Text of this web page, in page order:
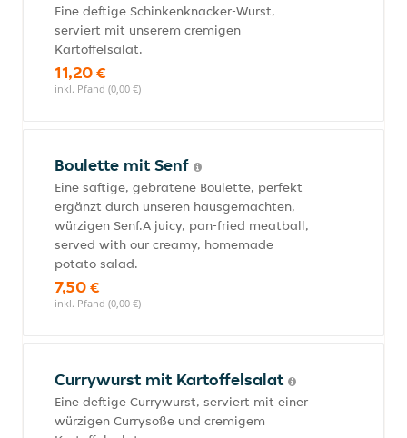
Eine deftige Schinkenknacker-Wurst,
serviert mit unserem cremigen
Kartoffelsalat.
11,20 €
inkl. Pfand (0,00 €)
Boulette mit Senf
Eine saftige, gebratene Boulette, perfekt
ergänzt durch unseren hausgemachten,
würzigen Senf.A juicy, pan-fried meatball,
served with our creamy, homemade
potato salad.
7,50 €
inkl. Pfand (0,00 €)
Currywurst mit Kartoffelsalat
Eine deftige Currywurst, serviert mit einer
würzigen Currysoße und cremigem